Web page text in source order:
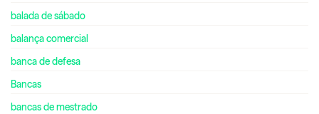
balada de sábado
balança comercial
banca de defesa
Bancas
bancas de mestrado